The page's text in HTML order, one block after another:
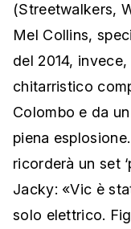
(Streetwalkers,
Mel Collins,
del 2014,
chitarristico
Colombo e da
piena
ricorderà un set
Jacky: «Vic è
solo elettrico.